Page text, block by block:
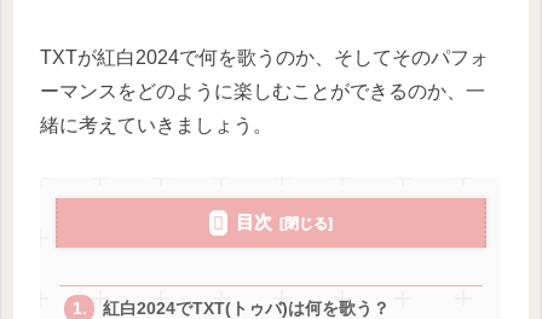
TXTが紅白2024で何を歌うのか、そしてそのパフォ
ーマンスをどのように楽しむことができるのか、一
緒に考えていきましょう。
目次
紅白2024でTXT(トゥバ)は何を歌う？